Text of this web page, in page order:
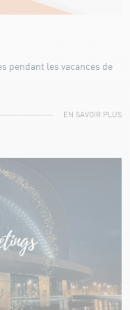
pendant les vacances de
EN SAVOIR PLUS